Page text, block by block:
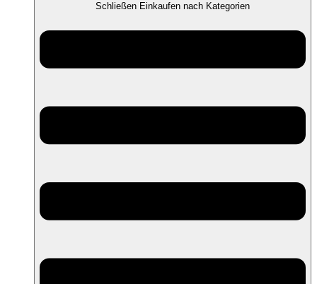
Schließen Einkaufen nach Kategorien